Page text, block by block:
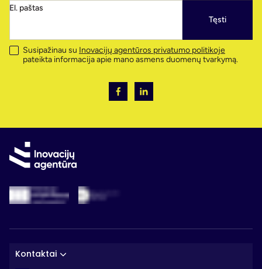
El. paštas
Tęsti
Susipažinau su Inovacijų agentūros privatumo politikoje
pateikta informacija apie mano asmens duomenų tvarkymą.
Kontaktai